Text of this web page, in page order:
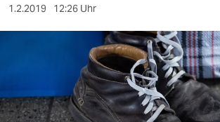
nord
1.2.2019 12:26 Uhr